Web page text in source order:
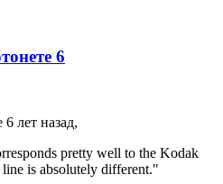
6
лет назад,
pretty well to the Kodak
is absolutely different."